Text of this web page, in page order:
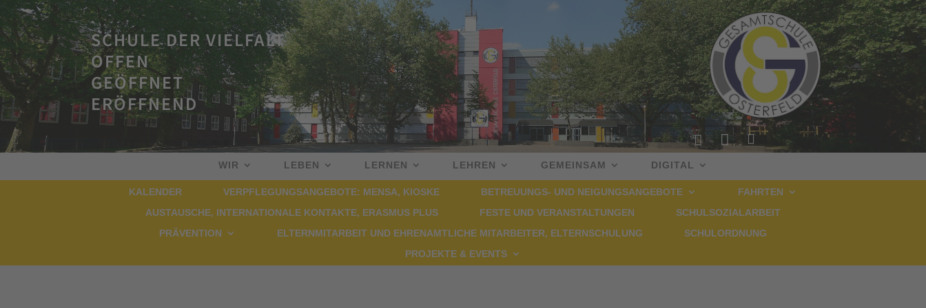
SCHULE DER VIELFALT
OFFEN
GEÖFFNET
ERÖFFNEND
   ! 
WIR LEBEN LERNEN LEHREN GEMEINSAM DIGITAL
KALENDER VERPFLEGUNGSANGEBOTE: MENSA, KIOSKE BETREUUNGS- UND NEIGUNGSANGEBOTE
FAHRTEN
AUSTAUSCHE, INTERNATIONALE KONTAKTE, ERASMUS PLUS
FESTE UND VERANSTALTUNGEN
SCHULSOZIALARBEIT
PRÄVENTION
ELTERNMITARBEIT UND EHRENAMTLICHE MITARBEITER, ELTERNSCHULUNG
SCHULORDNUNG
PROJEKTE & EVENTS